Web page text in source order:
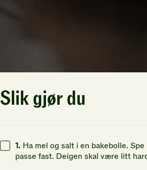
Slik gjør du
1. Ha mel og salt i en bakebolle.
passe fast. Deigen skal være litt